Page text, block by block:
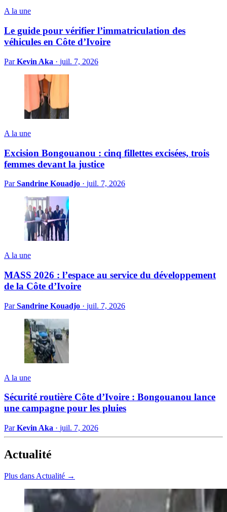
A la une
Le guide pour vérifier l’immatriculation des
véhicules en Côte d’Ivoire
ParKevin Aka · juil. 7, 2026
A la une
Excision Bongouanou : cinq fillettes excisées, trois
femmes devant la justice
ParSandrine Kouadjo · juil. 7, 2026
A la une
MASS 2026 : l’espace au service du développement
de la Côte d’Ivoire
ParSandrine Kouadjo · juil. 7, 2026
A la une
Sécurité routière Côte d’Ivoire : Bongouanou lance
une campagne pour les pluies
ParKevin Aka · juil. 7, 2026
Actualité
Plus dans Actualité →